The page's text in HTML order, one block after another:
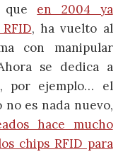
que en 2004 ya
, ha vuelto al
con manipular
se dedica a
, por ejemplo… el
no es nada nuevo,
hace mucho
chips RFID para